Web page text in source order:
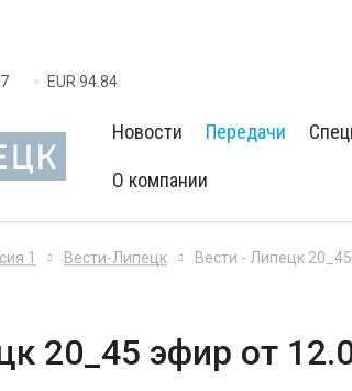
EUR 94.84
Новости Передачи
О компании
1 Вести-Липецк Вести - Липецк
20_45 эфир от